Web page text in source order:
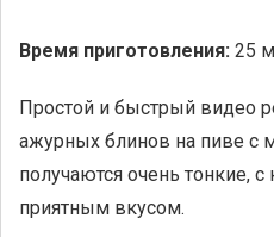
Время приготовления: 25
Простой и быстрый видео
ажурных блинов на пиве с
получаются очень тонкие,
приятным вкусом.